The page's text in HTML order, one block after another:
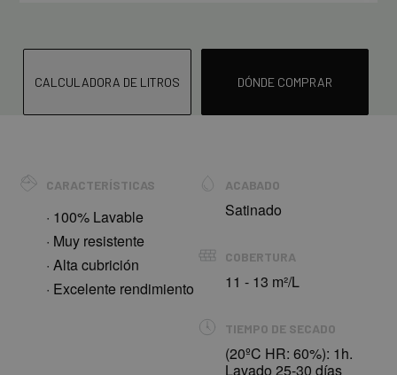
CALCULADORA DE LITROS DÓNDE COMPRAR
CARACTERÍSTICAS
· 100% Lavable
· Muy resistente
· Alta cubrición
· Excelente rendimiento
ACABADO
Satinado
COBERTURA
11 - 13 m²/L
TIEMPO DE SECADO
(20ºC HR: 60%): 1h.
Lavado 25-30 días